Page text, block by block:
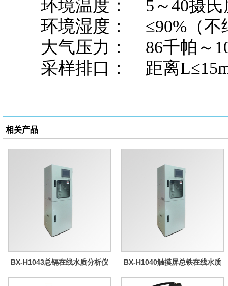
环境温度：
5～40摄氏
环境湿度：
≤90%（不
大气压力：
86千帕～
采样排口：
距离
相关产品
BX-H1043总镉在线水质分析仪
BX-H1040触摸屏总铁在线水质